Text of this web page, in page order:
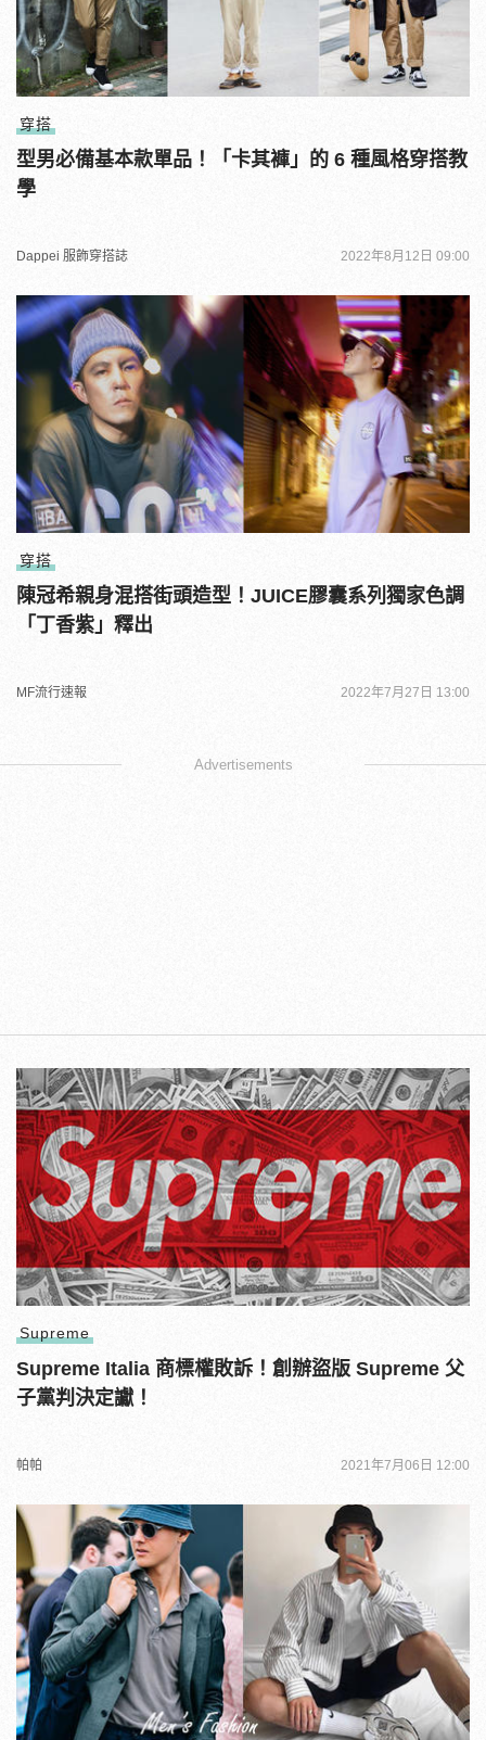
穿搭
型男必備基本款單品！「卡其褲」的 6 種風格穿搭教
學
Dappei 服飾穿搭誌 2022年8月12日 09:00
穿搭
陳冠希親身混搭街頭造型！JUICE膠囊系列獨家色調
「丁香紫」釋出
MF流行速報 2022年7月27日 13:00
Advertisements
Supreme
Supreme Italia 商標權敗訴！創辦盜版 Supreme 父
子黨判決定讞！
帕帕 2021年7月06日 12:00